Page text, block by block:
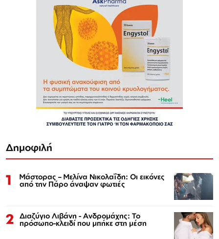
Δημοφιλή
1 Μάστορας – Μελίνα Νικολαΐδη: Οι εικόνες
από την Πάρο άναψαν φωτιές
2 Διαζύγιο Λιβάνη - Ανδρομάχης: Το
πρόσωπο-κλειδί που μπήκε στη μέση